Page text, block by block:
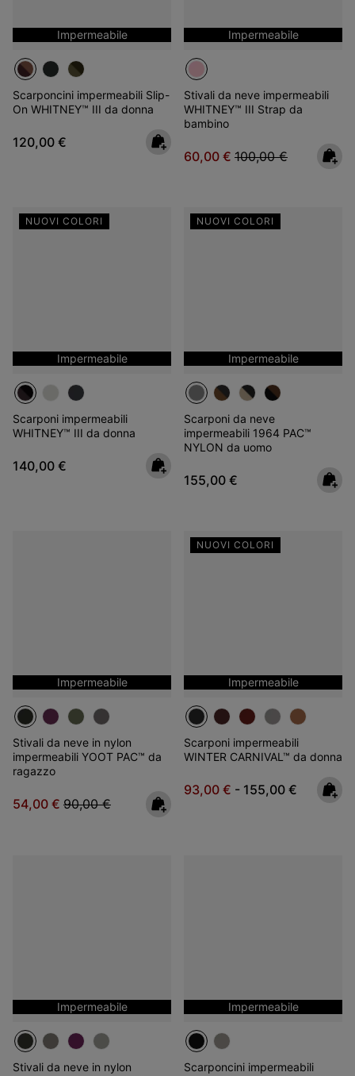
Impermeabile
Scarponcini impermeabili Slip-
On WHITNEY™ III da donna
Regular price:
120,00 €
Impermeabile
Stivali da neve impermeabili
WHITNEY™ III Strap da
bambino
Sale price:
60,00 € Regular price:
100,00 €
NUOVI COLORI
Impermeabile
Scarponi impermeabili
WHITNEY™ III da donna
Regular price:
140,00 €
NUOVI COLORI
Impermeabile
Scarponi da neve
impermeabili 1964 PAC™
NYLON da uomo
Regular price:
155,00 €
Impermeabile
Stivali da neve in nylon
impermeabili YOOT PAC™ da
ragazzo
Sale price:
54,00 € Regular price:
90,00 €
NUOVI COLORI
Impermeabile
Scarponi impermeabili
WINTER CARNIVAL™ da donna
Minimum sale price:
93,00 € - Maximum price:
155,00 €
Impermeabile
Stivali da neve in nylon
Impermeabile
Scarponcini impermeabili